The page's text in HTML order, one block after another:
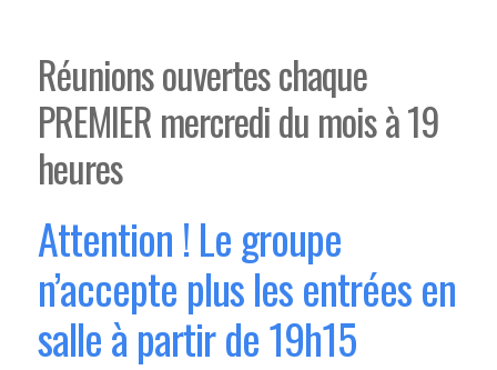
Réunions ouvertes chaque
PREMIER mercredi du mois à 19
heures
Attention ! Le groupe
n’accepte plus les entrées en
salle à partir de 19h15